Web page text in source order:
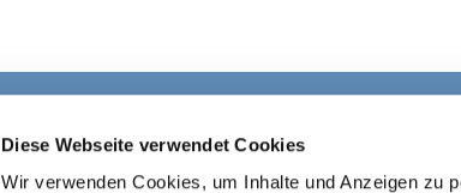
Diese Webseite verwendet Cookies
Wir verwenden Cookies, um Inhalte und Anzeigen zu
